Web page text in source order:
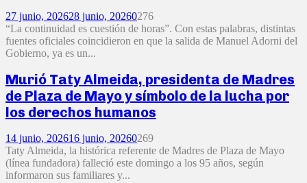
27 junio, 202628 junio, 20260276
“La continuidad es cuestión de horas”. Con estas palabras, distintas
fuentes oficiales coincidieron en que la salida de Manuel Adorni del
Gobierno, ya es un...
Murió Taty Almeida, presidenta de Madres
de Plaza de Mayo y símbolo de la lucha por
los derechos humanos
14 junio, 202616 junio, 20260269
Taty Almeida, la histórica referente de Madres de Plaza de Mayo
(línea fundadora) falleció este domingo a los 95 años, según
informaron sus familiares y...